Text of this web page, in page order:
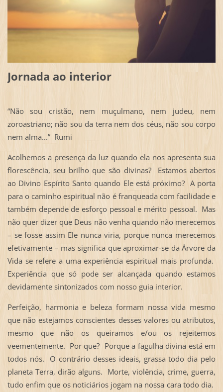
Jornada ao interior
“Não sou cristão, nem muçulmano, nem judeu, nem
zoroastriano; não sou da terra nem dos céus, não sou corpo
nem alma...” Rumi
Acolhemos a presença da luz quando ela nos apresenta sua
florescência, seu brilho que são divinas? Estamos abertos
ao Divino Espírito Santo quando Ele está próximo? A porta
para o caminho espiritual não é franqueada com facilidade e
também depende de esforço pessoal e mérito pessoal. Mas
não quer dizer que Deus não venha quando não merecemos
– se fosse assim Ele nunca viria, porque nunca merecemos
efetivamente – mas significa que aproximar-se da Árvore da
Vida se refere a uma experiência espiritual mais profunda.
Experiência que só pode ser alcançada quando estamos
devidamente sintonizados com nosso guia interior.
Perfeição, harmonia e beleza formam nossa vida mesmo
que não estejamos conscientes desses valores ou atributos,
mesmo que não os queiramos e/ou os rejeitemos
veementemente. Por que? Porque a fagulha divina está em
todos nós. O contrário desses ideais, grassa todo dia pelo
planeta Terra, dirão alguns. Morte, violência, crime, guerra,
tudo enfim que os noticiários jogam na nossa cara todo dia.